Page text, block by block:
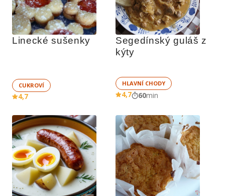
Linecké sušenky
CUKROVÍ
4,7
Segedínský guláš z
kýty
HLAVNÍ CHODY
4,7 60min